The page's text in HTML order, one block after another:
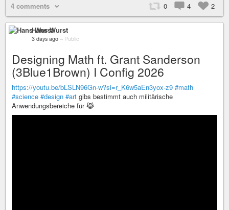
4 comments 0 4 2
Hans Wurst
3 days ago – Public
Designing Math ft. Grant Sanderson
(3Blue1Brown) I Config 2026
https://youtu.be/bLSLN96Gn-w?si=r_K6w5aEn3yox-z9 #math
#science #design #art gibs bestimmt auch militärische
Anwendungsbereiche für 😹